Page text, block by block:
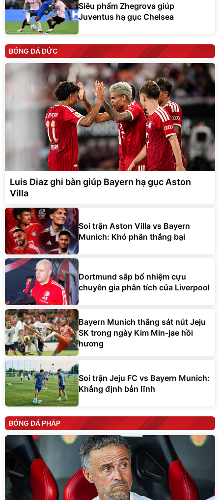
Siêu phẩm Zhegrova giúp
Juventus hạ gục Chelsea
BÓNG ĐÁ ĐỨC
Luis Diaz ghi bàn giúp Bayern hạ gục Aston
Villa
Soi trận Aston Villa vs Bayern
Munich: Khó phân thắng bại
Dortmund sắp bổ nhiệm cựu
chuyên gia phân tích của Liverpool
Bayern Munich thắng sát nút Jeju
SK trong ngày Kim Min-jae hồi
hương
Soi trận Jeju FC vs Bayern Munich:
Khẳng định bản lĩnh
BÓNG ĐÁ PHÁP